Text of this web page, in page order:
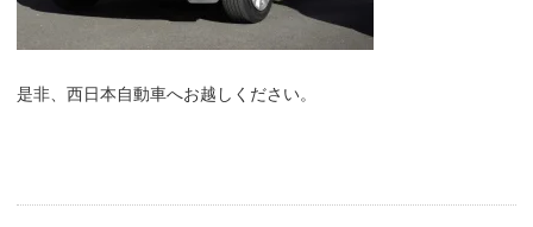
是非、西日本自動車へお越しください。